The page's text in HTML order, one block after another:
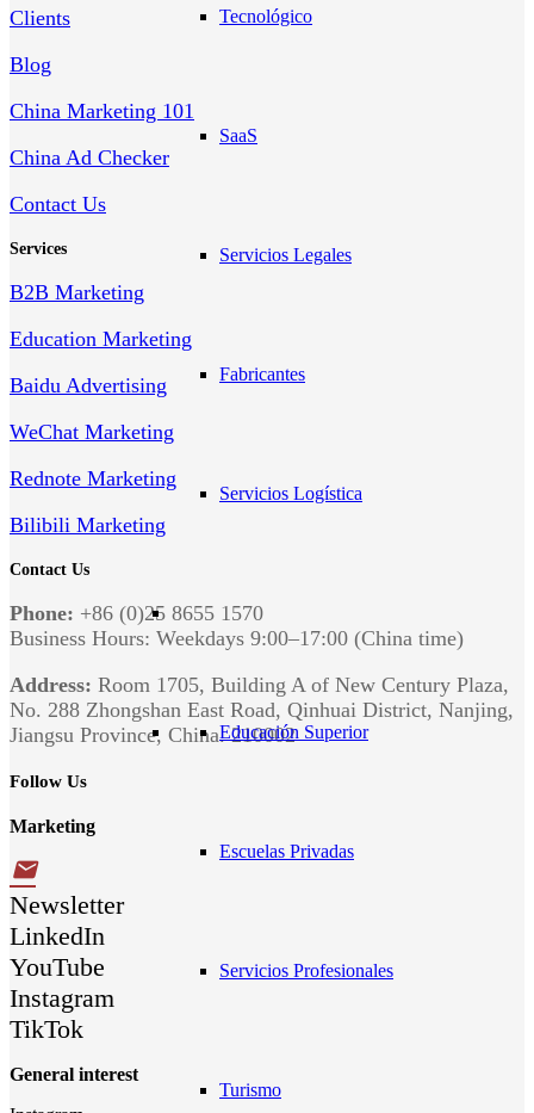
Tecnológico
SaaS
Servicios Legales
Fabricantes
Servicios Logística
Educación Superior
Escuelas Privadas
Servicios Profesionales
Turismo
Clients
Blog
China Marketing 101
China Ad Checker
Contact Us
Services
B2B Marketing
Education Marketing
Baidu Advertising
WeChat Marketing
Rednote Marketing
Bilibili Marketing
Contact Us
Phone: +86 (0)25 8655 1570
Business Hours: Weekdays 9:00–17:00 (China time)
Address: Room 1705, Building A of New Century Plaza,
No. 288 Zhongshan East Road, Qinhuai District, Nanjing,
Jiangsu Province, China. 210002
Follow Us
Marketing
email
Newsletter
LinkedIn
YouTube
Instagram
TikTok
General interest